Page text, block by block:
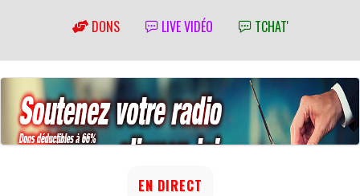
DONS LIVE VIDÉO TCHAT'
EN DIRECT